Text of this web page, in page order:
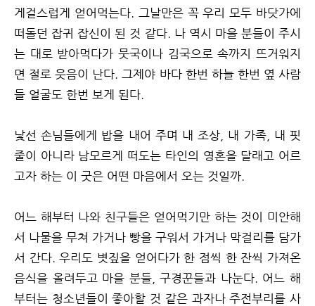
게걸스럽게 얻어먹는다. 그날만은 꼭 우리 모두 바닷가에
떠돌던 잡귀 잡신이 된 것 같다. 나 역시 마을 분들이 주시
는 대로 받아먹다가 뭇국이나 김국으로 속까지 뜨거워지
면 절로 웃음이 난다. 그제야 바다 한번 하늘 한번 옆 사람
들 얼굴도 한번 보게 된다.
낯선 손님들에게 밥을 내어 주며 내 조상, 내 가족, 내 핏
줄이 아니라 남모르게 떠도는 타인의 영혼을 달래고 어르
고자 하는 이 굿은 어떤 마음에서 오는 것일까.
어느 해부터 나와 친구들은 얻어먹기만 하는 것이 미안해
서 나물을 무쳐 가거나 빵을 구워서 가거나 막걸리를 담가
서 간다. 우리도 볏짚을 얻어다가 한 점씩 한 잔씩 가져온
음식을 올려두고 마을 분들, 구경꾼들과 나눈다. 어느 해
부터는 청소년들이 좋아할 것 같은 과자나 주전부리를 사